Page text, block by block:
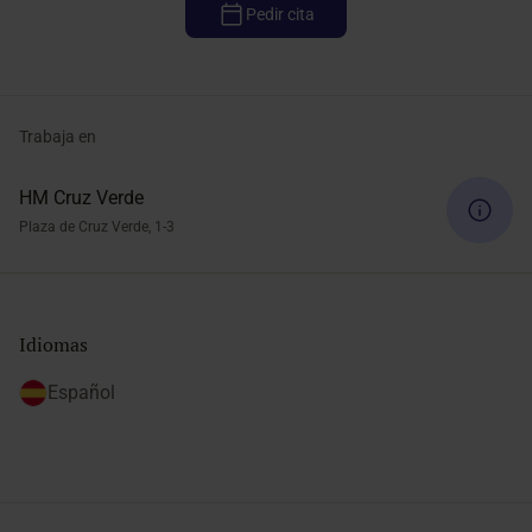
Pedir cita
Trabaja en
HM Cruz Verde
Plaza de Cruz Verde, 1-3
Idiomas
Español